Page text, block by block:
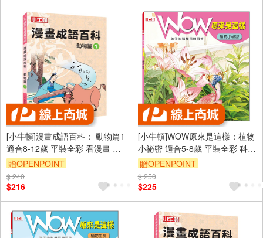
[小牛頓]漫畫成語百科： 動物篇1
適合8-12歲 平裝全彩 看漫畫 學
成語 懂科學 加倍學習效果
贈OPENPOINT
$ 240
$216
[小牛頓]WOW原來是這樣：植物
小祕密 適合5-8歲 平裝全彩 科學
百問百答 附朗讀有聲書
贈OPENPOINT
$ 250
$225